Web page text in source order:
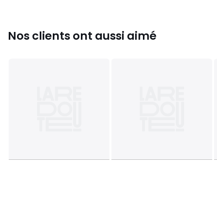
Nos clients ont aussi aimé